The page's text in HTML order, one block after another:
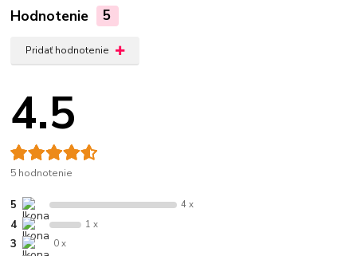
Hodnotenie 5
Pridať hodnotenie
4.5
5 hodnotenie
5 4 x
4 1 x
3 0 x